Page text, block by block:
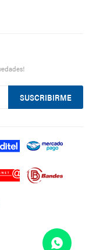
SUSCRIBIRME